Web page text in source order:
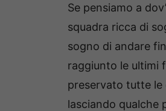
Se pensiamo a
squadra ricca di
sogno di andare
raggiunto le ultimi
preservato tutte le
lasciando qualche